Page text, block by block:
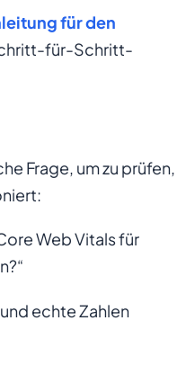
für den
für-Schritt-
Frage, um zu prüfen,
Web Vitals für
echte Zahlen